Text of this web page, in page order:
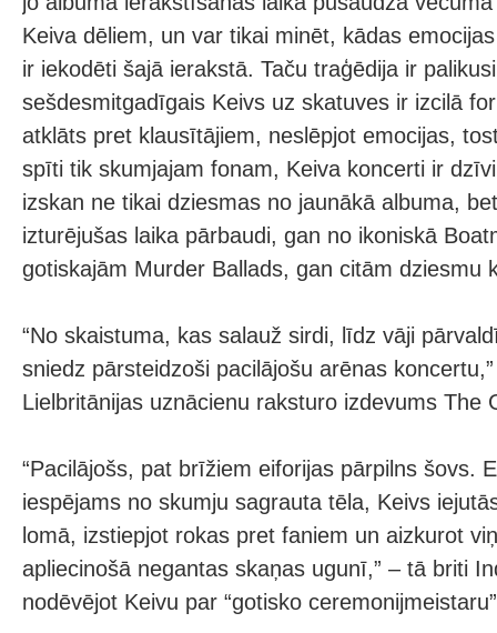
Keiva dēliem, un var tikai minēt, kādas
ir iekodēti šajā ierakstā. Taču traģēdija ir
sešdesmitgadīgais Keivs uz skatuves ir izcilā
atklāts pret klausītājiem, neslēpjot emocijas,
spīti tik skumjajam fonam, Keiva koncerti ir
izskan ne tikai dziesmas no jaunākā albuma,
izturējušas laika pārbaudi, gan no ikoniskā
gotiskajām Murder Ballads, gan citām dziesmu
“No skaistuma, kas salauž sirdi, līdz vāji
sniedz pārsteidzoši pacilājošu arēnas
Lielbritānijas uznācienu raksturo izdevums The
“Pacilājošs, pat brīžiem eiforijas pārpilns šovs.
iespējams no skumju sagrauta tēla, Keivs
lomā, izstiepjot rokas pret faniem un aizkurot
apliecinošā negantas skaņas ugunī,” – tā briti
nodēvējot Keivu par “gotisko